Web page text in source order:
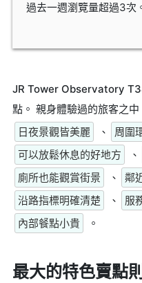
過去一週瀏覽量超過3次
JR Tower Observatory
點。 親身體驗過的旅客之
日夜景觀皆美麗
、 周圍
可以放鬆休息的好地方
、
廁所也能觀賞街景
、 鄰
沿路指標明確清楚
、 服
內部餐點小貴
。
最大的特色賣點